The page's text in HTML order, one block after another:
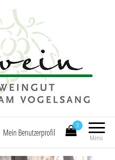
Menü
0
Mein Benutzerprofil